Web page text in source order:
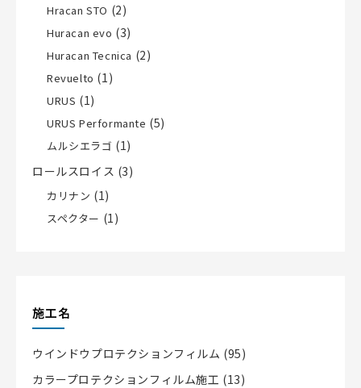
Hracan STO (2)
Huracan evo (3)
Huracan Tecnica (2)
Revuelto (1)
URUS (1)
URUS Performante (5)
ムルシエラゴ (1)
ロールスロイス (3)
カリナン (1)
スペクター (1)
施工名
ウインドウプロテクションフィルム (95)
カラープロテクションフィルム施工 (13)